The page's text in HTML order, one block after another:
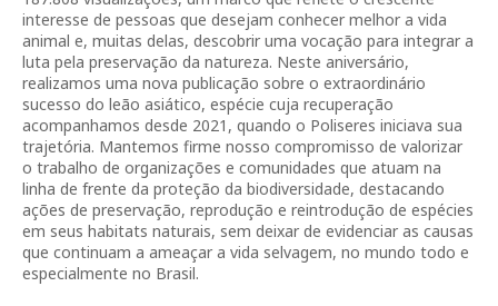
interesse de pessoas que desejam conhecer melhor a vida
animal e, muitas delas, descobrir uma vocação para integrar a
luta pela preservação da natureza. Neste aniversário,
realizamos uma nova publicação sobre o extraordinário
sucesso do leão asiático, espécie cuja recuperação
acompanhamos desde 2021, quando o Poliseres iniciava sua
trajetória. Mantemos firme nosso compromisso de valorizar
o trabalho de organizações e comunidades que atuam na
linha de frente da proteção da biodiversidade, destacando
ações de preservação, reprodução e reintrodução de espécies
em seus habitats naturais, sem deixar de evidenciar as causas
que continuam a ameaçar a vida selvagem, no mundo todo e
especialmente no Brasil.